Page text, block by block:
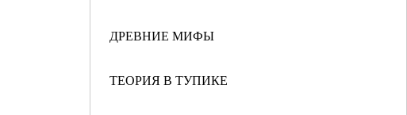
ДРЕВНИЕ МИФЫ
ТЕОРИЯ В ТУПИКЕ